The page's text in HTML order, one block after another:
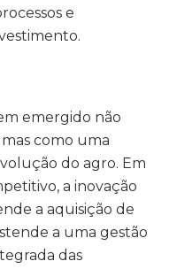
e
emergido não
como uma
do agro. Em
a inovação
a aquisição de
a uma gestão
das